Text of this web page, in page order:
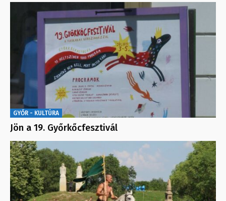
GYŐR - KULTÚRA
Jön a 19. Győrkőcfesztivál